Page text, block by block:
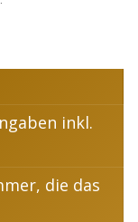
inkl.
die das